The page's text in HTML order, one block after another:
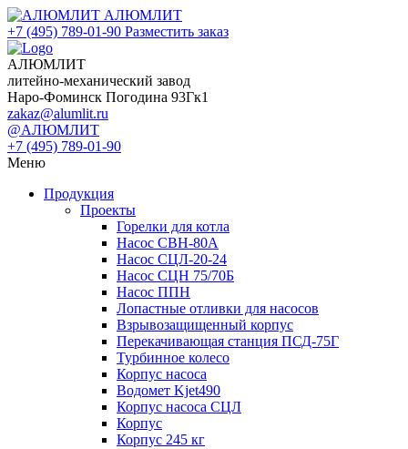
АЛЮМЛИТ
+7 (495) 789-01-90 Разместить заказ
АЛЮМЛИТ
литейно-механический завод
Наро-Фоминск Погодина 93Гк1
zakaz@alumlit.ru
@АЛЮМЛИТ
+7 (495) 789-01-90
Меню
Продукция
Проекты
Горелки для котла
Насос СВН-80А
Насос СЦЛ-20-24
Насос СЦН 75/70Б
Насос ППН
Лопастные отливки для насосов
Взрывозащищенный корпус
Перекачивающая станция ПСД-75Г
Турбинное колесо
Корпус насоса
Водомет Kjet490
Корпус насоса СЦЛ
Корпус
Корпус 245 кг